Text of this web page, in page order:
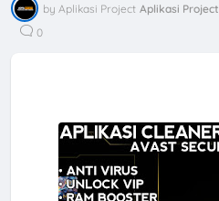
by Aplikasi Project Aplikasi Project
0